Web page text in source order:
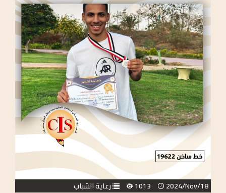
2024/Nov/18
1013 رعاية الشباب